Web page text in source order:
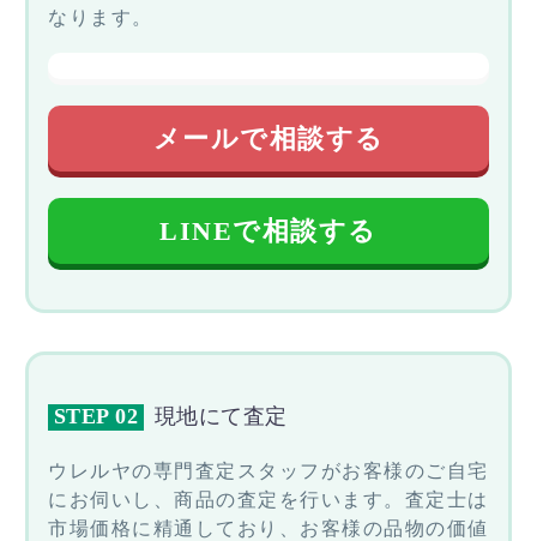
なります。
メールで相談する
LINEで相談する
STEP 02 現地にて査定
ウレルヤの専門査定スタッフがお客様のご自宅
にお伺いし、商品の査定を行います。査定士は
市場価格に精通しており、お客様の品物の価値